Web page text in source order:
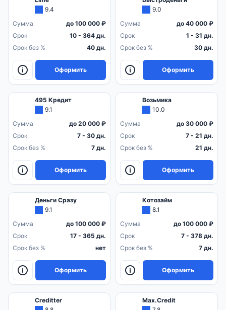
9.4
Сумма
до 100 000 ₽
Срок
10 - 364 дн.
Срок без %
40 дн.
Оформить
9.0
Сумма
до 40 000 ₽
Срок
1 - 31 дн.
Срок без %
30 дн.
Оформить
495 Кредит
9.1
Сумма
до 20 000 ₽
Срок
7 - 30 дн.
Срок без %
7 дн.
Оформить
Возьмика
10.0
Сумма
до 30 000 ₽
Срок
7 - 21 дн.
Срок без %
21 дн.
Оформить
Деньги Сразу
9.1
Сумма
до 100 000 ₽
Срок
17 - 365 дн.
Срок без %
нет
Оформить
Котозайм
8.1
Сумма
до 100 000 ₽
Срок
7 - 378 дн.
Срок без %
7 дн.
Оформить
Creditter
Max.Credit